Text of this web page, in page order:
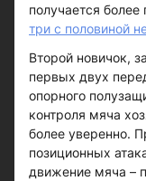
получается
три с половиной
Второй новичок,
первых двух
опорного
контроля мяча
более уверенно.
позиционных
движение мяча –